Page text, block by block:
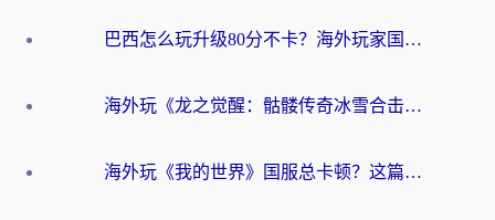
巴西怎么玩升级80分不卡？海外玩家国服游戏加速器终极指南（附避坑技巧）
海外玩《龙之觉醒：骷髅传奇冰雪合击》延迟高？这篇指南帮你解决卡顿烦恼！
海外玩《我的世界》国服总卡顿？这篇我的世界游戏加速器指南帮你解决所有问题